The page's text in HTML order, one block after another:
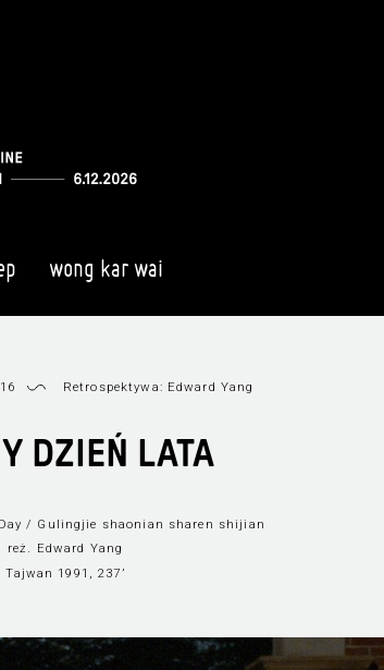
wong kar wai
Retrospektywa: Edward Yang
DZIEŃ LATA
/ Gulingjie shaonian sharen shijian
reż. Edward Yang
Tajwan 1991, 237’